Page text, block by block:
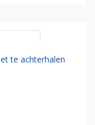
te achterhalen